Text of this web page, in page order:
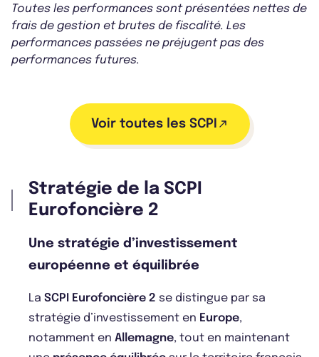
Toutes les performances sont présentées nettes de
frais de gestion et brutes de fiscalité. Les
performances passées ne préjugent pas des
performances futures.
Voir toutes les SCPI
Stratégie de la SCPI
Eurofoncière 2
Une stratégie d’investissement
européenne et équilibrée
La SCPI Eurofoncière 2 se distingue par sa
stratégie d’investissement en Europe,
notamment en Allemagne, tout en maintenant